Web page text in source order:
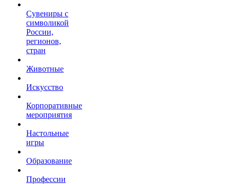
Сувениры с
символикой
России,
регионов,
стран
Животные
Искусство
Корпоративные
мероприятия
Настольные
игры
Образование
Профессии